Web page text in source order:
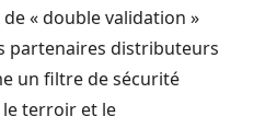
« double validation »
partenaires distributeurs
un filtre de sécurité
terroir et le